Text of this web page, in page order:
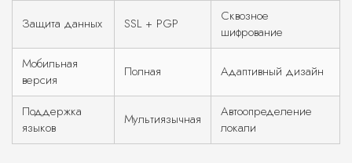
Защита данных SSL + PGP
Сквозное
шифрование
Мобильная
версия
Полная Адаптивный дизайн
Поддержка
языков
Мультиязычная
Автоопределение
локали